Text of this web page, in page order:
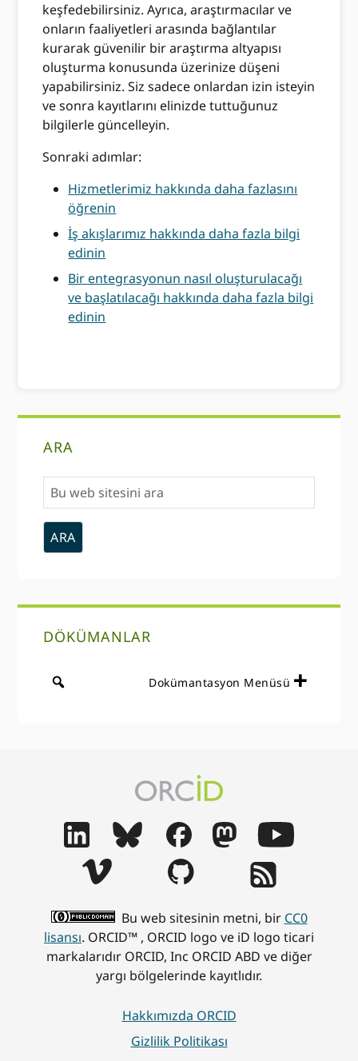
keşfedebilirsiniz. Ayrıca, araştırmacılar ve
onların faaliyetleri arasında bağlantılar
kurarak güvenilir bir araştırma altyapısı
oluşturma konusunda üzerinize düşeni
yapabilirsiniz. Siz sadece onlardan izin isteyin
ve sonra kayıtlarını elinizde tuttuğunuz
bilgilerle güncelleyin.
Sonraki adımlar:
Hizmetlerimiz hakkında daha fazlasını
öğrenin
İş akışlarımız hakkında daha fazla bilgi
edinin
Bir entegrasyonun nasıl oluşturulacağı
ve başlatılacağı hakkında daha fazla bilgi
edinin
Çubuğu
ARA
Bu
web
sitesini
ara
DÖKÜMANLAR
Dokümantasyon Menüsü
Bu web sitesinin metni, bir CC0
lisansı. ORCID™ , ORCID logo ve iD logo ticari
markalarıdır ORCID, Inc ORCID ABD ve diğer
yargı bölgelerinde kayıtlıdır.
Hakkımızda ORCID
Gizlilik Politikası